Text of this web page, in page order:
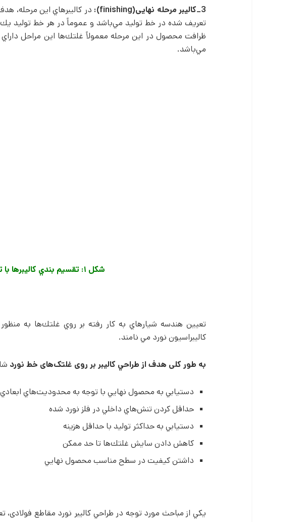
3_کالیبر مرحله نهایی(finishing):
در كاليبرهاي اين مرحله،
تعريف شده در خط توليد مي­‌باشد و عموماً در هر خط توليد
ظرافت محصول در اين مرحله معمولاً غلتك­‌ها اين مراحل
مي‌­باشد.
شکل ۱: تقسيم بندي كاليبرها با توجه به نوع كاربرد آنها
تعيين هندسه شيارهاي به كار رفته بر روي غلتك­‌ها به
کالیبراسیون نورد مي نامند.
به طور کلی هدف از طراحي كاليبر بر روی غلتک­‌های خط نورد
دستيابي به محصول نهايي با توجه به محدوديت­‌هاي ابعادي
حداقل كردن تنش­‌هاي داخلي در فلز نورد شده
دستيابي به حداكثر توليد با حداقل هزينه
كاهش دادن سايش غلتك‌ها تا حد ممكن
داشتن كيفيت در سطح مناسب محصول نهايي
يكي از مباحث مورد توجه در طراحي كاليبر نورد مقاطع